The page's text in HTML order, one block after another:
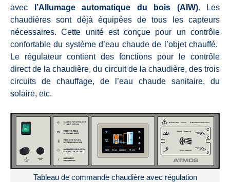
avec
l’Allumage automatique du bois (AIW). Les
chaudières sont déjà équipées de tous les capteurs
nécessaires. Cette unité est conçue pour un contrôle
confortable du système d’eau chaude de l’objet chauffé.
Le régulateur contient des fonctions pour le contrôle
direct de la chaudière, du circuit de la chaudière, des trois
circuits de chauffage, de l’eau chaude sanitaire, du
solaire, etc.
Tableau de commande chaudière avec régulation